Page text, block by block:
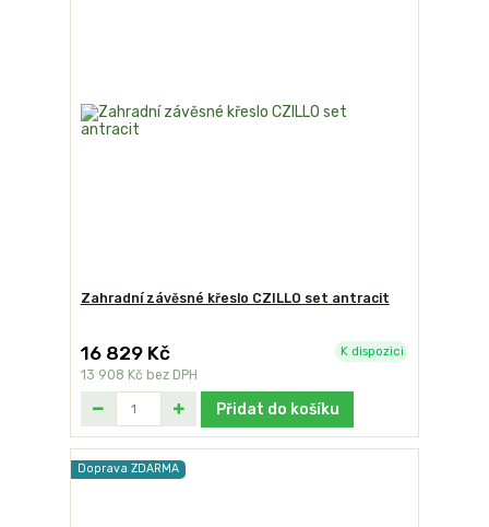
Zahradní závěsné křeslo CZILLO set antracit
16 829 Kč
13 908 Kč bez DPH
K dispozici
Přidat do košíku
Doprava ZDARMA